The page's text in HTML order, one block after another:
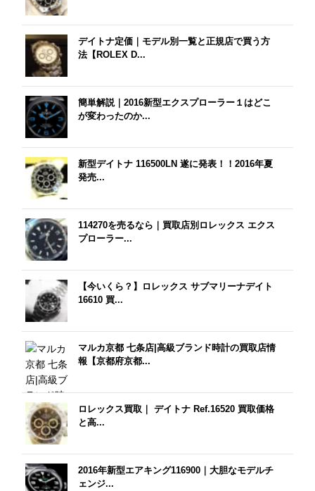
デイトナ定価｜モデル別一覧と正規店で買う方
法【ROLEX D...
簡単解説｜2016新型エクスプローラー１はどこ
が変わったのか...
新型デイトナ 116500LN 遂に発表！！2016年夏
発売...
114270を売るなら｜買取店別ロレックス エクス
プローラー...
【今いくら？】ロレックス サブマリーナデイト
16610 買...
マルカ京都 七条店|高級ブランド時計の買取店情
報【京都府京都...
ロレックス買取｜ デイトナ Ref.16520 買取価格
と高...
2016年新型エアキング116900｜大胆なモデルチ
ェンジ...